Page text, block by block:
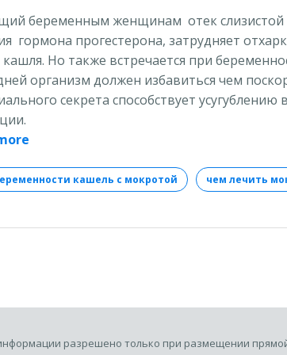
беременным женщинам отек слизистой
гормона прогестерона, затрудняет
кашля. Но также встречается при
организм должен избавиться чем
секрета способствует
кашель
с
кашель с мокротой чем лечить
разрешено только при размещении